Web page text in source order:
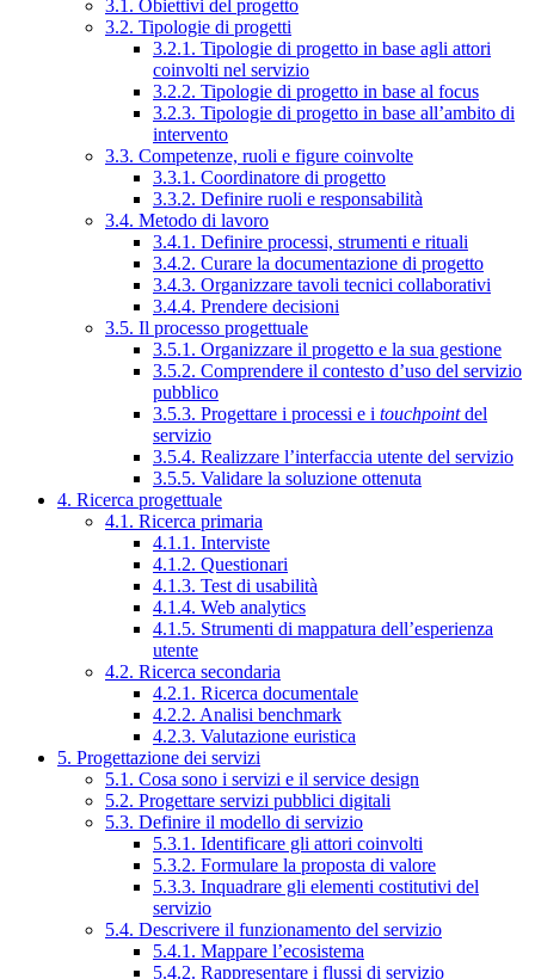
3.1. Obiettivi del progetto
3.2. Tipologie di progetti
3.2.1. Tipologie di progetto in base agli attori
coinvolti nel servizio
3.2.2. Tipologie di progetto in base al focus
3.2.3. Tipologie di progetto in base all’ambito di
intervento
3.3. Competenze, ruoli e figure coinvolte
3.3.1. Coordinatore di progetto
3.3.2. Definire ruoli e responsabilità
3.4. Metodo di lavoro
3.4.1. Definire processi, strumenti e rituali
3.4.2. Curare la documentazione di progetto
3.4.3. Organizzare tavoli tecnici collaborativi
3.4.4. Prendere decisioni
3.5. Il processo progettuale
3.5.1. Organizzare il progetto e la sua gestione
3.5.2. Comprendere il contesto d’uso del servizio
pubblico
3.5.3. Progettare i processi e i touchpointdel
servizio
3.5.4. Realizzare l’interfaccia utente del servizio
3.5.5. Validare la soluzione ottenuta
4. Ricerca progettuale
4.1. Ricerca primaria
4.1.1. Interviste
4.1.2. Questionari
4.1.3. Test di usabilità
4.1.4. Web analytics
4.1.5. Strumenti di mappatura dell’esperienza
utente
4.2. Ricerca secondaria
4.2.1. Ricerca documentale
4.2.2. Analisi benchmark
4.2.3. Valutazione euristica
5. Progettazione dei servizi
5.1. Cosa sono i servizi e il service design
5.2. Progettare servizi pubblici digitali
5.3. Definire il modello di servizio
5.3.1. Identificare gli attori coinvolti
5.3.2. Formulare la proposta di valore
5.3.3. Inquadrare gli elementi costitutivi del
servizio
5.4. Descrivere il funzionamento del servizio
5.4.1. Mappare l’ecosistema
5.4.2. Rappresentare i flussi di servizio